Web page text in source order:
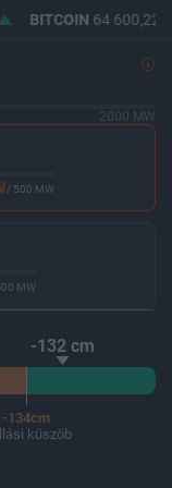
BITCOIN64 600,22
2000 MW
/ 500 MW
MW
-132 cm
-134cm
küszöb